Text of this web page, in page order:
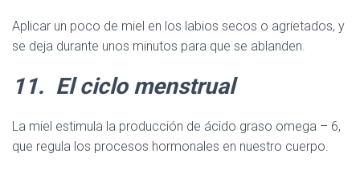
Aplicar un poco de miel en los labios secos o agrietados, y
se deja durante unos minutos para que se ablanden.
11. El ciclo menstrual
La miel estimula la producción de ácido graso omega – 6,
que regula los procesos hormonales en nuestro cuerpo.